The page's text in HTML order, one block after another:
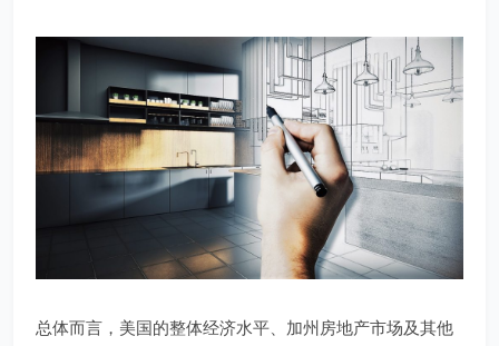
总体而言，美国的整体经济水平、加州房地产市场及其他